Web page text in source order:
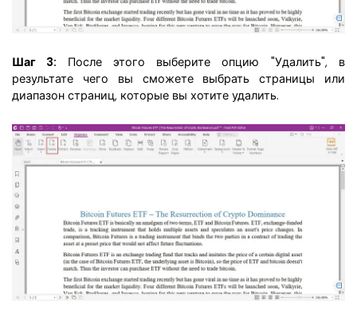
Шаг 3: После этого выберите опцию "Удалить", в
результате чего вы сможете выбрать страницы или
диапазон страниц, которые вы хотите удалить.